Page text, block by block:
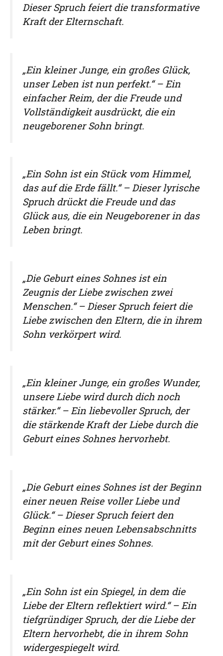
Dieser Spruch feiert die transformative
Kraft der Elternschaft.
„Ein kleiner Junge, ein großes Glück,
unser Leben ist nun perfekt.“ – Ein
einfacher Reim, der die Freude und
Vollständigkeit ausdrückt, die ein
neugeborener Sohn bringt.
„Ein Sohn ist ein Stück vom Himmel,
das auf die Erde fällt.“ – Dieser lyrische
Spruch drückt die Freude und das
Glück aus, die ein Neugeborener in das
Leben bringt.
„Die Geburt eines Sohnes ist ein
Zeugnis der Liebe zwischen zwei
Menschen.“ – Dieser Spruch feiert die
Liebe zwischen den Eltern, die in ihrem
Sohn verkörpert wird.
„Ein kleiner Junge, ein großes Wunder,
unsere Liebe wird durch dich noch
stärker.“ – Ein liebevoller Spruch, der
die stärkende Kraft der Liebe durch die
Geburt eines Sohnes hervorhebt.
„Die Geburt eines Sohnes ist der Beginn
einer neuen Reise voller Liebe und
Glück.“ – Dieser Spruch feiert den
Beginn eines neuen Lebensabschnitts
mit der Geburt eines Sohnes.
„Ein Sohn ist ein Spiegel, in dem die
Liebe der Eltern reflektiert wird.“ – Ein
tiefgründiger Spruch, der die Liebe der
Eltern hervorhebt, die in ihrem Sohn
widergespiegelt wird.